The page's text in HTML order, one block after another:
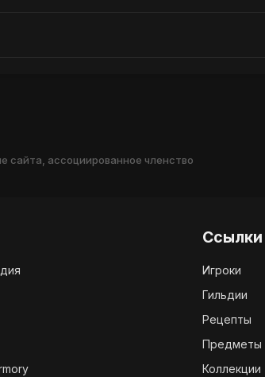
сайта, ассоциированное членство
Ссылки
Игроки
Гильдии
Рецепты
Предметы
Коллекции